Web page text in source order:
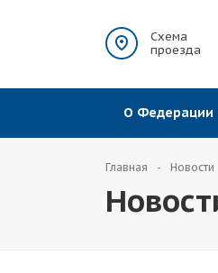
Схема
проезда
О Федерации
Главная Новости